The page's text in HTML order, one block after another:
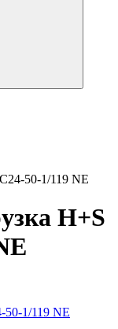
50-1/119 NE
H+S